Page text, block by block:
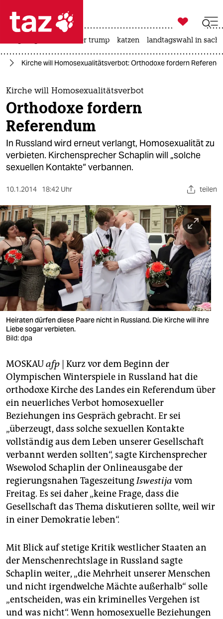
 taz zahl ich
taz zahl ich
themen
politik
öko
gesellschaft
sport
berlin
nord
wahrheit
verlag
verlag
veranstaltungen
fragen & hilfe
unterstützen
abo
genossenschaft
epaper login

taz zahl ich
usa unter trump katzen landtagswahl in
Kirche will Homosexualitätsverbot: Orthodoxe fordern
Kirche will Homosexualitätsverbot
Orthodoxe fordern
Referendum
In Russland wird erneut verlangt, Homosexualität zu
verbieten. Kirchensprecher Schaplin will „solche
sexuellen Kontakte“ verbannen.
10.1.2014 18:42 Uhr teilen
Heiraten dürfen diese Paare nicht in Russland. Die Kirche will ihre
Liebe sogar verbieten.
Bild: dpa
MOSKAUafp | Kurz vor dem Beginn der
Olympischen Winterspiele in Russland hat die
orthodoxe Kirche des Landes ein Referendum über
ein neuerliches Verbot homosexueller
Beziehungen ins Gespräch gebracht. Er sei
„überzeugt, dass solche sexuellen Kontakte
vollständig aus dem Leben unserer Gesellschaft
verbannt werden sollten“, sagte Kirchensprecher
Wsewolod Schaplin der Onlineausgabe der
regierungsnahen TageszeitungIswestija vom
Freitag. Es sei daher „keine Frage, dass die
Gesellschaft das Thema diskutieren sollte, weil wir
in einer Demokratie leben“.
Mit Blick auf stetige Kritik westlicher Staaten an
der Menschenrechtslage in Russland sagte
Schaplin weiter, „die Mehrheit unserer Menschen
und nicht irgendwelche Mächte außerhalb“ solle
„entscheiden, was ein kriminelles Vergehen ist
und was nicht“. Wenn homosexuelle Beziehungen